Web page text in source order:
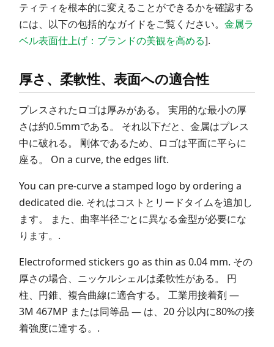
ティティを根本的に変えることができるかを確認する
には、以下の包括的なガイドをご覧ください。 金属ラ
ベル表面仕上げ：ブランドの美観を高める].
厚さ、柔軟性、表面への適合性
プレスされたロゴは厚みがある。 実用的な最小の厚
さは約0.5mmである。 それ以下だと、金属はプレス
中に破れる。 剛体であるため、ロゴは平面に平らに
座る。 On a curve, the edges lift.
You can pre-curve a stamped logo by ordering a
dedicated die. それはコストとリードタイムを追加し
ます。 また、曲率半径ごとに異なる金型が必要にな
ります。.
Electroformed stickers go as thin as 0.04 mm. その
厚さの場合、ニッケルシェルは柔軟性がある。 円
柱、円錐、複合曲線に適合する。 工業用接着剤 —
3M 467MP または同等品 — は、20 分以内に80%の接
着強度に達する。.